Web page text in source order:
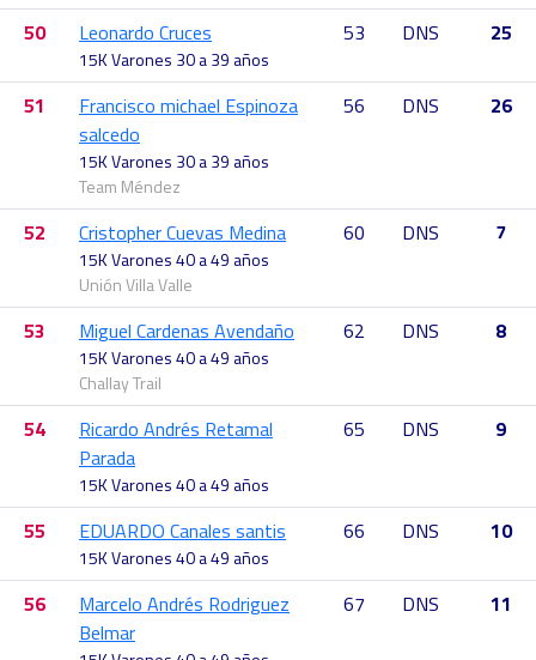
50 Leonardo Cruces
15K Varones 30 a 39 años
53 DNS 25
51
Francisco michael Espinoza
salcedo
15K Varones 30 a 39 años
Team Méndez
56 DNS 26
52 Cristopher Cuevas Medina
15K Varones 40 a 49 años
Unión Villa Valle
60 DNS 7
53 Miguel Cardenas Avendaño
15K Varones 40 a 49 años
Challay Trail
62 DNS 8
54
Ricardo Andrés Retamal
Parada
15K Varones 40 a 49 años
65 DNS 9
55 EDUARDO Canales santis
15K Varones 40 a 49 años
66 DNS 10
56
Marcelo Andrés Rodriguez
Belmar
67 DNS 11